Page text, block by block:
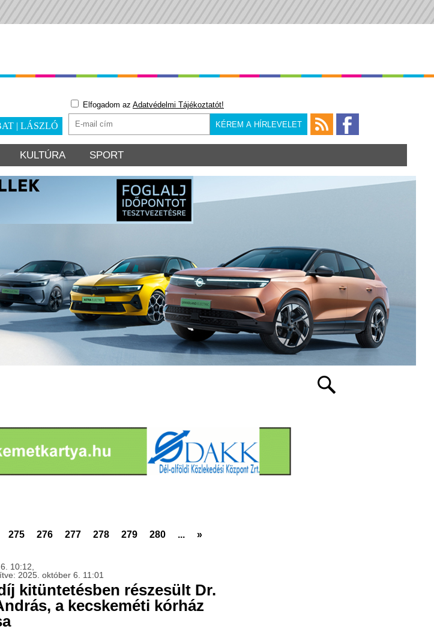
| LÁSZLÓ
Elfogadom az Adatvédelmi Tájékoztatót!
KULTÚRA SPORT
275 276 277 278 279 280 ... »
10:12,
2025. október 6. 11:01
kitüntetésben részesült Dr.
a kecskeméti kórház